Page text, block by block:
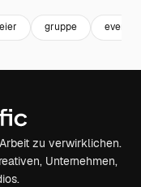
gruppe event
zu verwirklichen.
Unternehmen,